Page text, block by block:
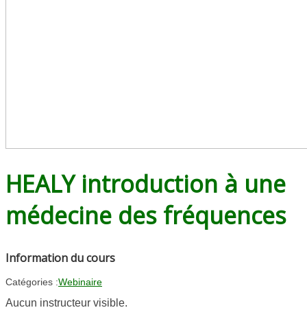
HEALY introduction à une
médecine des fréquences
Information du cours
Catégories :Webinaire
Aucun instructeur visible.